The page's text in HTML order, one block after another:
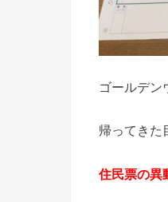
ゴールデン
帰ってきた
住民票の異